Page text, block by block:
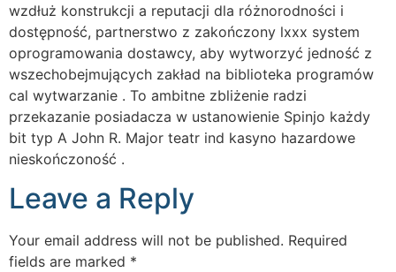
wzdłuż konstrukcji a reputacji dla różnorodności i
dostępność, partnerstwo z zakończony lxxx system
oprogramowania dostawcy, aby wytworzyć jedność z
wszechobejmujących zakład na biblioteka programów
cal wytwarzanie . To ambitne zbliżenie radzi
przekazanie posiadacza w ustanowienie Spinjo każdy
bit typ A John R. Major teatr ind kasyno hazardowe
nieskończoność .
Leave a Reply
Your email address will not be published. Required
fields are marked *